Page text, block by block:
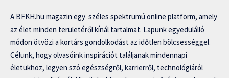
A BFKH.hu magazin egy széles spektrumú online platform, amely
az élet minden területéről kínál tartalmat. Lapunk egyedülálló
módon ötvözi a kortárs gondolkodást az időtlen bölcsességgel.
Célunk, hogy olvasóink inspirációt találjanak mindennapi
életükhöz, legyen szó egészségről, karrierről, technológiáról